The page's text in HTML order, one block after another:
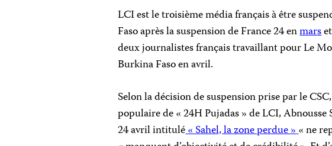
LCI est le troisième média français à être
Faso après la suspension de France 24 enmars
deux journalistes français travaillant pour Le
Burkina Faso en avril.
Selon la décision de suspension prise par le
populaire de « 24H Pujadas » de LCI,
24 avril intitulé« Sahel, la zone perdue »« ne